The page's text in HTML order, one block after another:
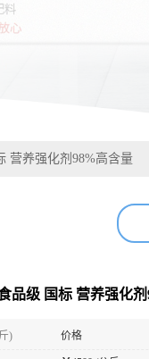
营养强化剂98%高含量
品级 国标 营养强化
) 价格